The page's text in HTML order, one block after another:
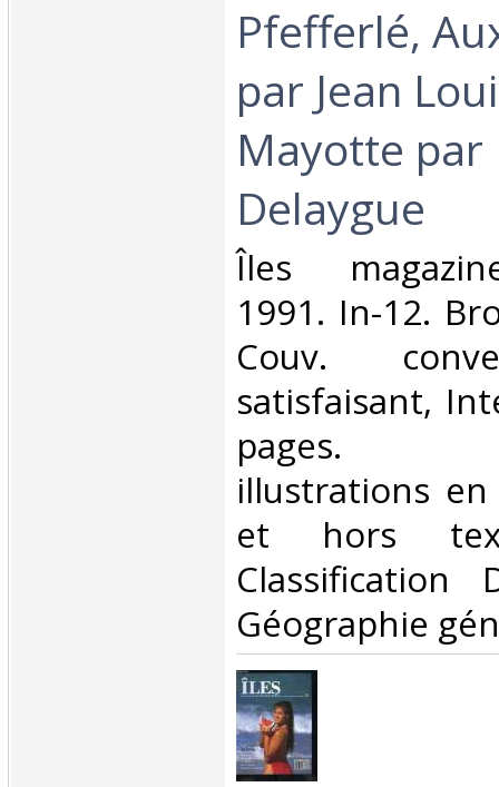
Pfefferlé,
par Jean
Mayotte par
Delaygue‎
‎Îles
1991. In-12.
Couv.
satisfaisant,
pages.
illustrations
et hors
Classification
Géographie